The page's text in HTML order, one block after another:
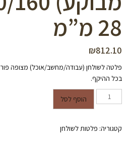
28 מ”מ
₪812.10
בכל ההיקף.
כמות של פלטה לשולחן- ציפוי
הוסף לסל
קטגוריה: פלטות לשולחן